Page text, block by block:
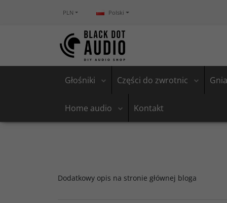
PLN Polski
Głośniki Części do zwrotnic
Home audio Kontakt
Dodatkowy opis na stronie głównej bloga